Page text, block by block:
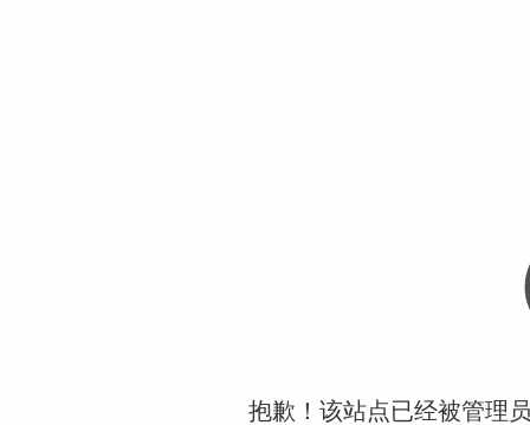
抱歉！该站点已经被管理